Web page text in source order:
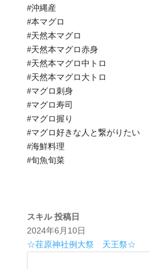
#沖縄産
#本マグロ
#天然本マグロ
#天然本マグロ赤身
#天然本マグロ中トロ
#天然本マグロ大トロ
#マグロ刺身
#マグロ寿司
#マグロ握り
#マグロ好きな人と繋がりたい
#海鮮料理
#旬魚旬菜
スキル 投稿日
2024年6月10日
☆荏原神社例大祭 天王祭☆